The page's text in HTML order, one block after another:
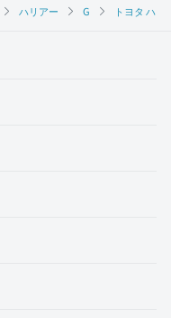
ハリアー G トヨタ ハ